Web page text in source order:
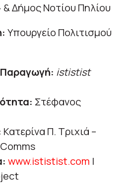
Δήμος Νοτίου Πηλίου
Υπουργείο Πολιτισμού
ististist
Στέφανος
Κατερίνα Π. Τριχιά –
www.ististist.com |